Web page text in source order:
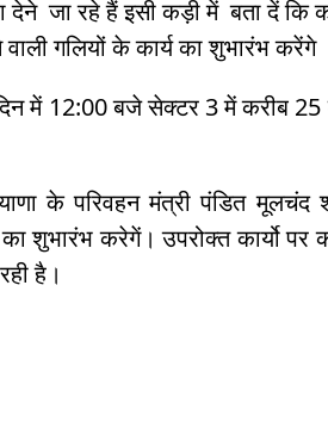
देने जा रहे हैं इसी कड़ी में बता दें कि
गलियों के कार्य का शुभारंभ करेंगे
में 12:00 बजे सेक्टर 3 में करीब
के परिवहन मंत्री पंडित मूलचंद
शुभारंभ करेगें। उपरोक्त कार्यो पर
है।